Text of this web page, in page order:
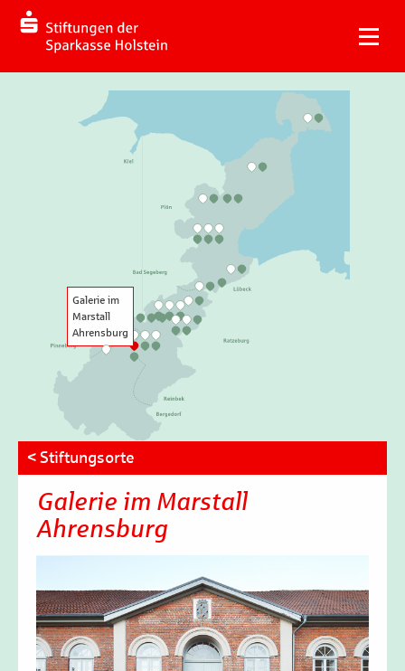
Galerie im
Marstall
Ahrensburg
< Stiftungsorte
Galerie im Marstall
Ahrensburg